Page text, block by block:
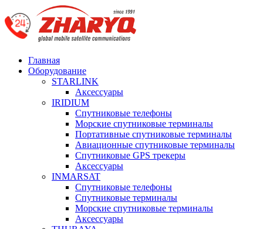
Главная
Оборудование
STARLINK
Аксессуары
IRIDIUM
Спутниковые телефоны
Морские спутниковые терминалы
Портативные спутниковые терминалы
Авиационные спутниковые терминалы
Спутниковые GPS трекеры
Аксессуары
INMARSAT
Спутниковые телефоны
Спутниковые терминалы
Морские спутниковые терминалы
Аксессуары